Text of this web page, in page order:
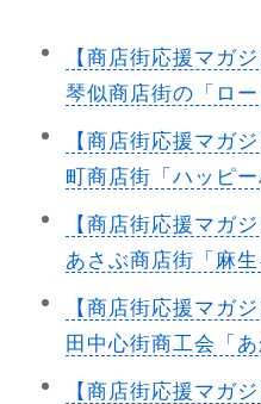
【商店街応援マガ
琴似商店街の「ロー
【商店街応援マガ
町商店街「ハッピー
【商店街応援マガ
あさぶ商店街「麻生
【商店街応援マガ
田中心街商工会「あ
【商店街応援マガ